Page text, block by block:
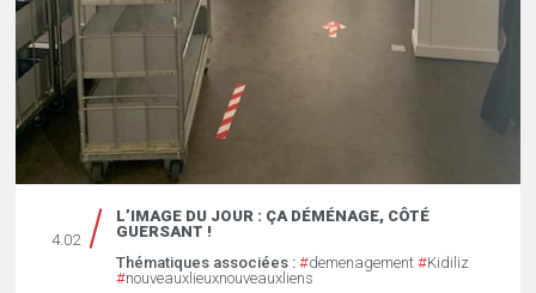
4.02
L’IMAGE DU JOUR : ÇA DÉMÉNAGE, CÔTÉ
GUERSANT !
Thématiques associées : #demenagement #Kidiliz
#nouveauxlieuxnouveauxliens